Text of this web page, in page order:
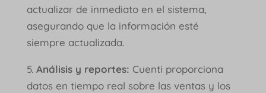
actualizar de inmediato en el sistema,
asegurando que la información esté
siempre actualizada.
5. Análisis y reportes: Cuenti proporciona
datos en tiempo real sobre las ventas y los